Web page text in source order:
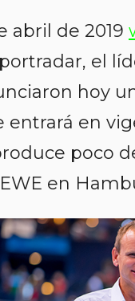
abril de 2019
el
hoy
en
poco
en